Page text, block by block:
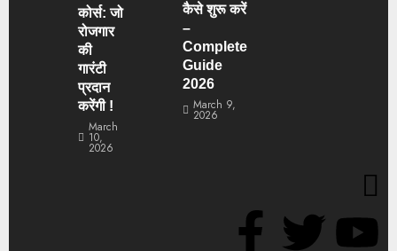
कोर्स: जो
रोजगार
की
गारंटी
प्रदान
करेंगी !
March
10,
2026
कैसे शुरू करें
–
Complete
Guide
2026
March 9,
2026